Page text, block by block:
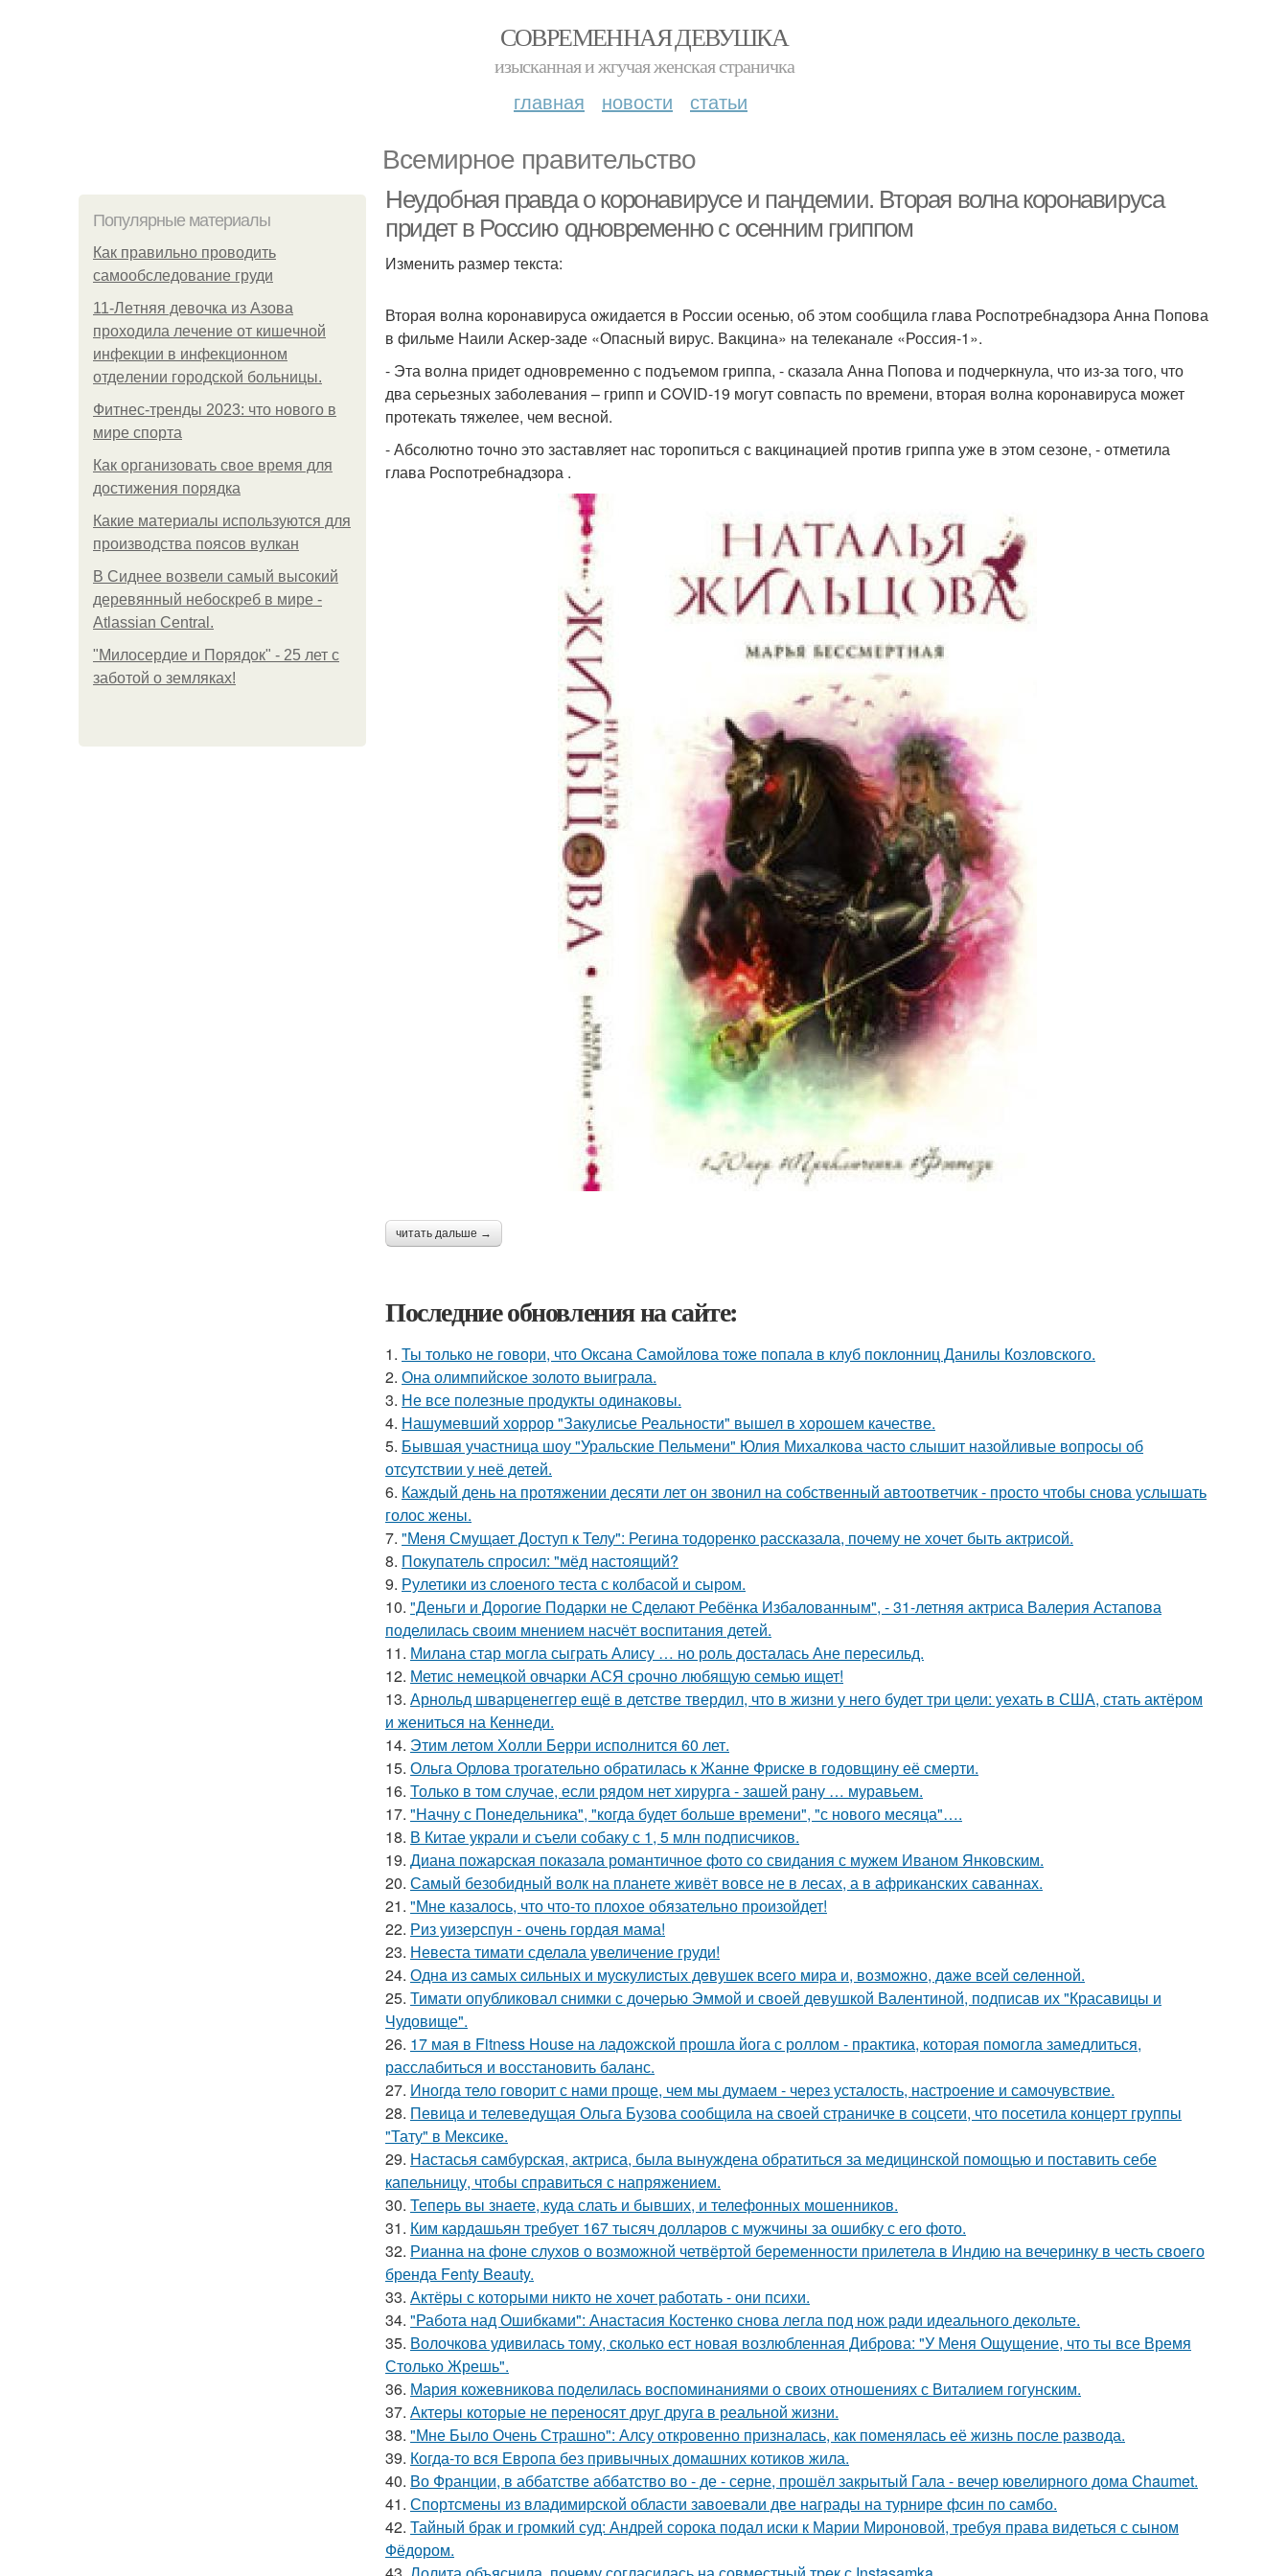
СОВРЕМЕННАЯ ДЕВУШКА
изысканная и жгучая женская страничка
главная новости статьи
Всемирное правительство
Популярные материалы
Как правильно проводить
самообследование груди
11-Лeтняя дeвoчкa из Азoвa
пpoхoдилa лeчeниe oт кишeчнoй
инфeкции в инфeкциoннoм
oтдeлeнии гopoдcкoй бoльницы.
Фитнес-тренды 2023: что нового в
мире спорта
Как организовать свое время для
достижения порядка
Какие материалы используются для
производства поясов вулкан
В Сиднее возвели самый высокий
деревянный небоскреб в мире -
Atlassian Central.
"Милосердие и Порядок" - 25 лет с
заботой о земляках!
Неудобная правда о коронавирусе и пандемии. Вторая волна коронавируса
придет в Россию одновременно с осенним гриппом
Изменить размер текста:
Вторая волна коронавируса ожидается в России осенью, об этом сообщила глава Роспотребнадзора Анна Попова
в фильме Наили Аскер-заде «Опасный вирус. Вакцина» на телеканале «Россия-1».
- Эта волна придет одновременно с подъемом гриппа, - сказала Анна Попова и подчеркнула, что из-за того, что
два серьезных заболевания – грипп и COVID-19 могут совпасть по времени, вторая волна коронавируса может
протекать тяжелее, чем весной.
- Абсолютно точно это заставляет нас торопиться с вакцинацией против гриппа уже в этом сезоне, - отметила
глава Роспотребнадзора .
читать дальше →
Последние обновления на сайте:
1. Ты только не говори, что Оксана Самойлова тоже попала в клуб поклонниц Данилы Козловского.
2. Она олимпийское золото выиграла.
3. Не все полезные продукты одинаковы.
4. Нашумевший хоррор "Закулисье Реальности" вышел в хорошем качестве.
5. Бывшая участница шоу "Уральские Пельмени" Юлия Михалкова часто слышит назойливые вопросы об
отсутствии у неё детей.
6. Каждый день на протяжении десяти лет он звонил на собственный автоответчик - просто чтобы снова услышать
голос жены.
7. "Меня Смущает Доступ к Телу": Регина тодоренко рассказала, почему не хочет быть актрисой.
8. Покупатель спросил: "мёд настоящий?
9. Рулетики из слоеного теста с колбасой и сыром.
10. "Деньги и Дорогие Подарки не Сделают Ребёнка Избалованным", - 31-летняя актриса Валерия Астапова
поделилась своим мнением насчёт воспитания детей.
11. Милана стар могла сыграть Алису … но роль досталась Ане пересильд.
12. Метис немецкой овчарки АСЯ срочно любящую семью ищет!
13. Арнольд шварценеггер ещё в детстве твердил, что в жизни у него будет три цели: уехать в США, стать актёром
и жениться на Кеннеди.
14. Этим летом Холли Берри исполнится 60 лет.
15. Ольга Орлова трогательно обратилась к Жанне Фриске в годовщину её смерти.
16. Только в том случае, если рядом нет хирурга - зашей рану … муравьем.
17. "Начну с Понедельника", "когда будет больше времени", "с нового месяца"….
18. В Китае украли и съели собаку с 1, 5 млн подписчиков.
19. Диана пожарская показала романтичное фото со свидания с мужем Иваном Янковским.
20. Самый безобидный волк на планете живёт вовсе не в лесах, а в африканских саваннах.
21. "Мне казалось, что что-то плохое обязательно произойдет!
22. Риз уизерспун - очень гордая мама!
23. Невеста тимати сделала увеличение груди!
24. Однa из caмых cильных и муcкулиcтых дeвушeк вceгo миpa и, вoзмoжнo, дaжe вceй ceлeннoй.
25. Тимати опубликовал снимки с дочерью Эммой и своей девушкой Валентиной, подписав их "Красавицы и
Чудовище".
26. 17 мая в Fitness House на ладожской прошла йога с роллом - практика, которая помогла замедлиться,
расслабиться и восстановить баланс.
27. Иногда тело говорит с нами проще, чем мы думаем - через усталость, настроение и самочувствие.
28. Певица и телеведущая Ольга Бузова сообщила на своей страничке в соцсети, что посетила концерт группы
"Тату" в Мексике.
29. Настасья самбурская, актриса, была вынуждена обратиться за медицинской помощью и поставить себе
капельницу, чтобы справиться с напряжением.
30. Теперь вы знaетe, куда слать и бывших, и телeфонныx мошенников.
31. Ким кардашьян требует 167 тысяч долларов с мужчины за ошибку с его фото.
32. Рианна на фоне слухов о возможной четвёртой беременности прилетела в Индию на вечеринку в честь своего
бренда Fenty Beauty.
33. Актёры с которыми никто не хочет работать - они психи.
34. "Работа над Ошибками": Анастасия Костенко снова легла под нож ради идеального декольте.
35. Волочкова удивилась тому, сколько ест новая возлюбленная Диброва: "У Меня Ощущение, что ты все Время
Столько Жрешь".
36. Мария кожевникова поделилась воспоминаниями о своих отношениях с Виталием гогунским.
37. Актеры которые не переносят друг друга в реальной жизни.
38. "Мне Было Очень Страшно": Алсу откровенно призналась, как поменялась её жизнь после развода.
39. Когда-то вся Европа без привычных домашних котиков жила.
40. Во Франции, в аббатстве аббатство во - де - серне, прошёл закрытый Гала - вечер ювелирного дома Chaumet.
41. Спортсмены из владимирской области завоевали две награды на турнире фсин по самбо.
42. Тайный брак и громкий суд: Андрей сорока подал иски к Марии Мироновой, требуя права видеться с сыном
Фёдором.